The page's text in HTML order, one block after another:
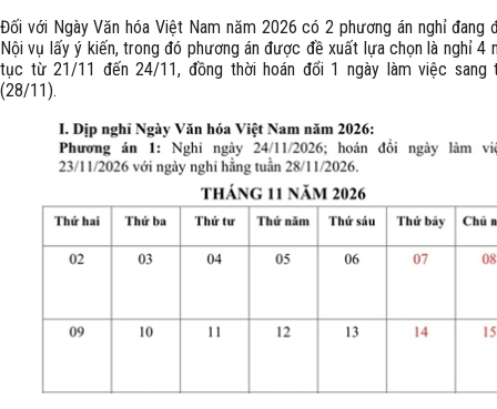
Đối với Ngày Văn hóa Việt Nam năm 2026 có 2 phương án nghỉ đang
Nội vụ lấy ý kiến, trong đó phương án được đề xuất lựa chọn là nghỉ 4
tục từ 21/11 đến 24/11, đồng thời hoán đổi 1 ngày làm việc sang
(28/11).